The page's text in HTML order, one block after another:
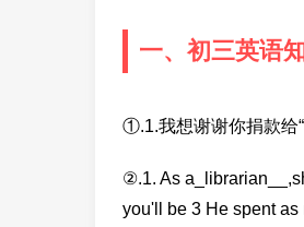
一、初三英语
①.1.我想谢谢你捐款给
②.1. As
you'll be 3 He spent